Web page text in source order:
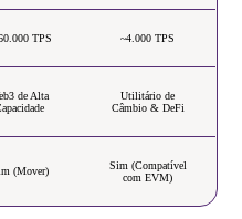
TPS ~4.000 TPS
de Alta
Utilitário de
Câmbio & DeFi
(Mover)
Sim (Compatível
com EVM)